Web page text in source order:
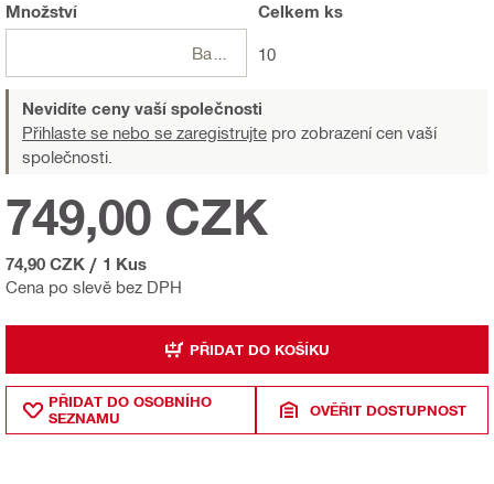
Množství Celkem ks
10
Nevidíte ceny vaší společnosti
Přihlaste se nebo se zaregistrujte pro zobrazení cen vaší
společnosti.
Cena po slevě bez DPH
749,00 CZK
74,90 CZK / 1 Kus
PŘIDAT DO KOŠÍKU
PŘIDAT DO OSOBNÍHO
SEZNAMU
OVĚŘIT DOSTUPNOST